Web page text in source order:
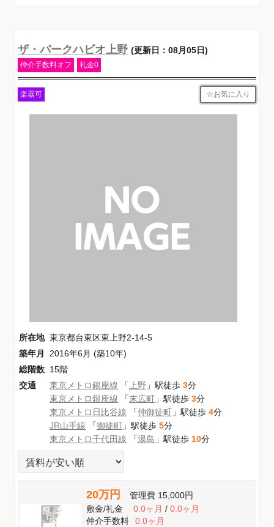
ザ・パークハビオ上野 (更新日：08月05日)
仲介手数料オフ 礼金0
楽器可 お気に入り
所在地 東京都台東区東上野2-14-5
築年月
2016年6月 (築10年)
総階数 15階
交通
東京メトロ銀座線 「 上野 」駅徒歩 3分
東京メトロ銀座線 「末広町 」駅徒歩 3分
東京メトロ日比谷線 「仲御徒町 」駅徒歩 4分
JR山手線 「御徒町 」駅徒歩 5分
東京メトロ千代田線 「湯島 」駅徒歩 10分
20万円 管理費 15,000円
敷金/礼金 0.0ヶ月/ 0.0ヶ月
仲介手数料
0.0ヶ月